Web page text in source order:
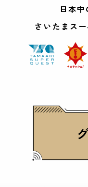
日本
さいたまス